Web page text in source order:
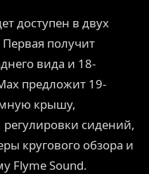
доступен в двух
получит
вида и 18-
предложит 19-
крышу,
сидений,
кругового обзора и
Flyme Sound.